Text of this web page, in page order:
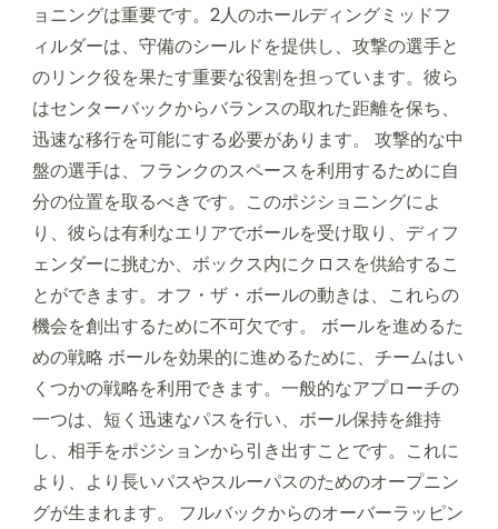
ョニングは重要です。2人のホールディングミッドフ
ィルダーは、守備のシールドを提供し、攻撃の選手と
のリンク役を果たす重要な役割を担っています。彼ら
はセンターバックからバランスの取れた距離を保ち、
迅速な移行を可能にする必要があります。 攻撃的な中
盤の選手は、フランクのスペースを利用するために自
分の位置を取るべきです。このポジショニングによ
り、彼らは有利なエリアでボールを受け取り、ディフ
ェンダーに挑むか、ボックス内にクロスを供給するこ
とができます。オフ・ザ・ボールの動きは、これらの
機会を創出するために不可欠です。 ボールを進めるた
めの戦略 ボールを効果的に進めるために、チームはい
くつかの戦略を利用できます。一般的なアプローチの
一つは、短く迅速なパスを行い、ボール保持を維持
し、相手をポジションから引き出すことです。これに
より、より長いパスやスルーパスのためのオープニン
グが生まれます。 フルバックからのオーバーラッピン